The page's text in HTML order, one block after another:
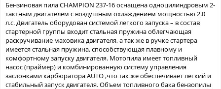
Бензиновая пила CHAMPION 237-16 оснащена одноцилиндровым 2-
тактным двигателем с воздушным охлаждением мощностью 2.0
л.с. Двигатель оборудован системой легкого запуска – в состав
стартерной группы входит стальная пружина облегчающая
раскручивание маховика двигателя, а так же в ручке стартера
имеется стальная пружина, способствующая плавному и
комфортному запуску двигателя. Мотопила имеет топливный
насос (праймер) и комбинированную систему управления
заслонками карбюратора AUTO ,что так же обеспечивает легкий и
стабильный запуск двигателя. Объем топливного бака бензопилы